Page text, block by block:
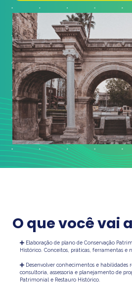
O que você vai
Elaboração de plano de Conservação
Histórico. Conceitos, práticas, ferramentas e
Desenvolver conhecimentos e habilidades
consultoria, assessoria e planejamento de
Patrimonial e Restauro Histórico.